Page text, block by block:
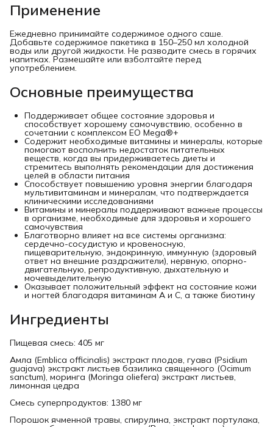
Применение
Ежедневно принимайте содержимое одного саше.
Добавьте содержимое пакетика в 150–250 мл холодной
воды или другой жидкости. Не разводите смесь в горячих
напитках. Размешайте или взболтайте перед
употреблением.
Основные преимущества
Поддерживает общее состояние здоровья и
способствует хорошему самочувствию, особенно в
сочетании с комплексом EO Mega®+
Содержит необходимые витамины и минералы, которые
помогают восполнить недостаток питательных
веществ, когда вы придерживаетесь диеты и
стремитесь выполнять рекомендации для достижения
целей в области питания
Способствует повышению уровня энергии благодаря
мультивитаминам и минералам, что подтверждается
клиническими исследованиями
Витамины и минералы поддерживают важные процессы
в организме, необходимые для здоровья и хорошего
самочувствия
Благотворно влияет на все системы организма:
сердечно-сосудистую и кровеносную,
пищеварительную, эндокринную, иммунную (здоровый
ответ на внешние раздражители), нервную, опорно-
двигательную, репродуктивную, дыхательную и
мочевыделительную
Оказывает положительный эффект на состояние кожи
и ногтей благодаря витаминам А и С, а также биотину
Ингредиенты
Пищевая смесь: 405 мг
Амла (Emblica officinalis) экстракт плодов, гуава (Psidium
guajava) экстракт листьев базилика священного (Ocimum
sanctum), моринга (Moringa oliefera) экстракт листьев,
лимонная цедра
Смесь суперпродуктов: 1380 мг
Порошок ячменной травы, спирулина, экстракт портулака,